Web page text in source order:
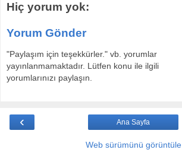
Hiç yorum yok:
Yorum Gönder
"Paylaşım için teşekkürler." vb. yorumlar
yayınlanmamaktadır. Lütfen konu ile ilgili
yorumlarınızı paylaşın.
‹ Ana Sayfa
Web sürümünü görüntüle